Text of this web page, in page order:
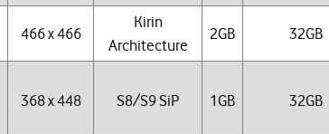
466 x 466
Kirin
Architecture
2GB 32GB
368 x 448 S8/S9 SiP 1GB 32GB